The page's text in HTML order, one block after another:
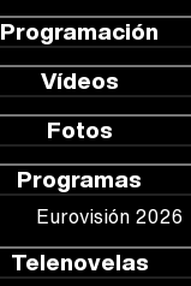
Programación
Vídeos
Fotos
Programas
Eurovisión 2026
Telenovelas